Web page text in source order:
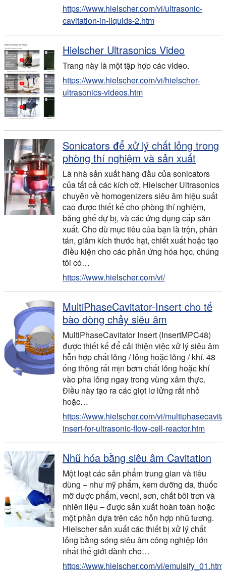
https://www.hielscher.com/vi/ultrasonic-
cavitation-in-liquids-2.htm
Hielscher Ultrasonics Video
Trang này là một tập hợp các video.
https://www.hielscher.com/vi/hielscher-
ultrasonics-videos.htm
Sonicators để xử lý chất lỏng trong
phòng thí nghiệm và sản xuất
Là nhà sản xuất hàng đầu của sonicators
của tất cả các kích cỡ, Hielscher Ultrasonics
chuyên về homogenizers siêu âm hiệu suất
cao được thiết kế cho phòng thí nghiệm,
băng ghế dự bị, và các ứng dụng cấp sản
xuất. Cho dù mục tiêu của bạn là trộn, phân
tán, giảm kích thước hạt, chiết xuất hoặc tạo
điều kiện cho các phản ứng hóa học, chúng
tôi có…
https://www.hielscher.com/vi/
MultiPhaseCavitator-Insert cho tế
bào dòng chảy siêu âm
MultiPhaseCavitator Insert (InsertMPC48)
được thiết kế để cải thiện việc xử lý siêu âm
hỗn hợp chất lỏng / lỏng hoặc lỏng / khí. 48
ống thông rất mịn bơm chất lỏng hoặc khí
vào pha lỏng ngay trong vùng xâm thực.
Điều này tạo ra các giọt lơ lửng rất nhỏ
hoặc…
https://www.hielscher.com/vi/
insert-for-ultrasonic-flow-cell-reactor.htm
Nhũ hóa bằng siêu âm Cavitation
Một loạt các sản phẩm trung gian và tiêu
dùng – như mỹ phẩm, kem dưỡng da, thuốc
mỡ dược phẩm, vecni, sơn, chất bôi trơn và
nhiên liệu – được sản xuất hoàn toàn hoặc
một phần dựa trên các hỗn hợp nhũ tương.
Hielscher sản xuất các thiết bị xử lý chất
lỏng bằng sóng siêu âm công nghiệp lớn
nhất thế giới dành cho…
https://www.hielscher.com/vi/emulsify_01.htm